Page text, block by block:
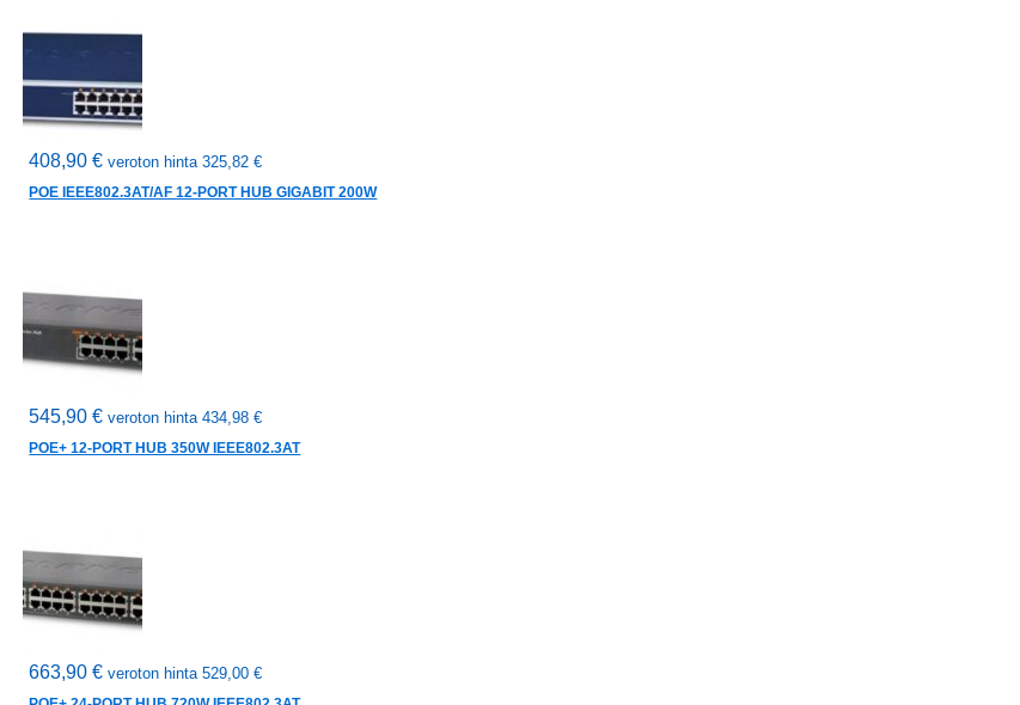
408,90€ veroton hinta325,82€
POE IEEE802.3AT/AF 12-PORT HUB GIGABIT 200W
545,90€ veroton hinta434,98€
POE+ 12-PORT HUB 350W IEEE802.3AT
663,90€ veroton hinta529,00€